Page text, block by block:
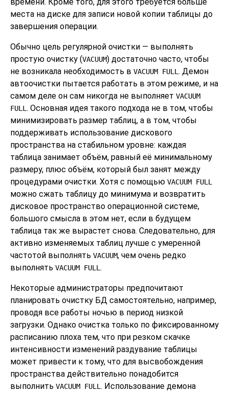
места на диске для записи новой копии таблицы до
завершения операции.
Обычно цель регулярной очистки — выполнять
простую очистку (VACUUM) достаточно часто, чтобы
не возникала необходимость в VACUUM FULL. Демон
автоочистки пытается работать в этом режиме, и на
самом деле он сам никогда не выполняет VACUUM
FULL. Основная идея такого подхода не в том, чтобы
минимизировать размер таблиц, а в том, чтобы
поддерживать использование дискового
пространства на стабильном уровне: каждая
таблица занимает объём, равный её минимальному
размеру, плюс объём, который был занят между
процедурами очистки. Хотя с помощью VACUUM FULL
можно сжать таблицу до минимума и возвратить
дисковое пространство операционной системе,
большого смысла в этом нет, если в будущем
таблица так же вырастет снова. Следовательно, для
активно изменяемых таблиц лучше с умеренной
частотой выполнять VACUUM, чем очень редко
выполнять VACUUM FULL.
Некоторые администраторы предпочитают
планировать очистку БД самостоятельно, например,
проводя все работы ночью в период низкой
загрузки. Однако очистка только по фиксированному
расписанию плоха тем, что при резком скачке
интенсивности изменений раздувание таблицы
может привести к тому, что для высвобождения
пространства действительно понадобится
выполнить VACUUM FULL. Использование демона